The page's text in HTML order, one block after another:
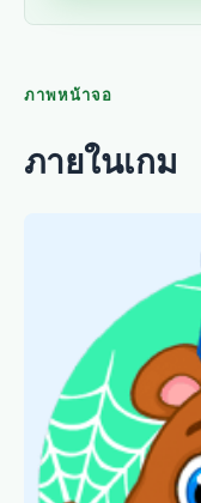
ภาพหน้าจอ
ภายในเกม